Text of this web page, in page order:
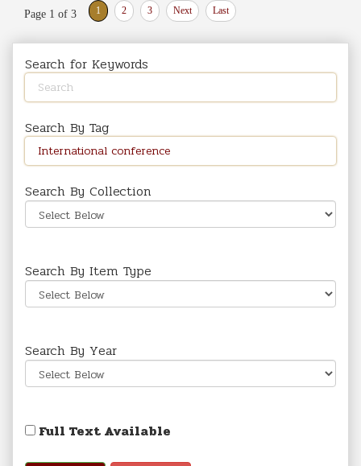
Page 1 of 3 1 2 3 Next Last
Search for Keywords
Search By Tag
Search By Collection
Search By Item Type
Search By Year
Full Text Available